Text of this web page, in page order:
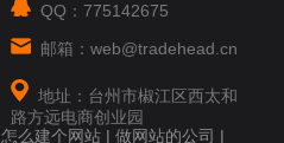
QQ：775142675
邮箱：web@tradehead.cn
地址：台州市椒江区西太和
路方远电商创业园
怎么建个网站| 做网站的公司 |